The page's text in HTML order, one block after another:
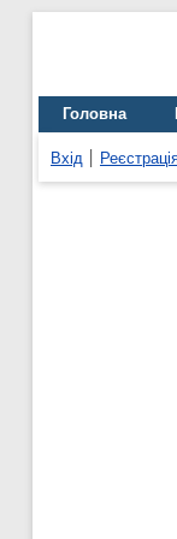
Головна
Вхід